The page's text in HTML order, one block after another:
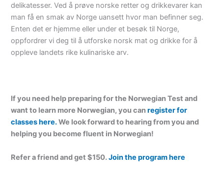
delikatesser. Ved å prøve norske retter og drikkevarer kan
man få en smak av Norge uansett hvor man befinner seg.
Enten det er hjemme eller under et besøk til Norge,
oppfordrer vi deg til å utforske norsk mat og drikke for å
oppleve landets rike kulinariske arv.
If you need help preparing for the Norwegian Test and
want to learn more Norwegian, you canregister for
classes here.We look forward to hearing from you and
helping you become fluent in Norwegian!
Refer a friend and get $150.Join the program here